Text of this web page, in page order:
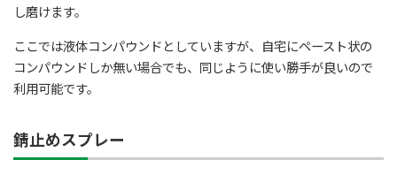
し磨けます。
ここでは液体コンパウンドとしていますが、自宅にペースト状の
コンパウンドしか無い場合でも、同じように使い勝手が良いので
利用可能です。
錆止めスプレー